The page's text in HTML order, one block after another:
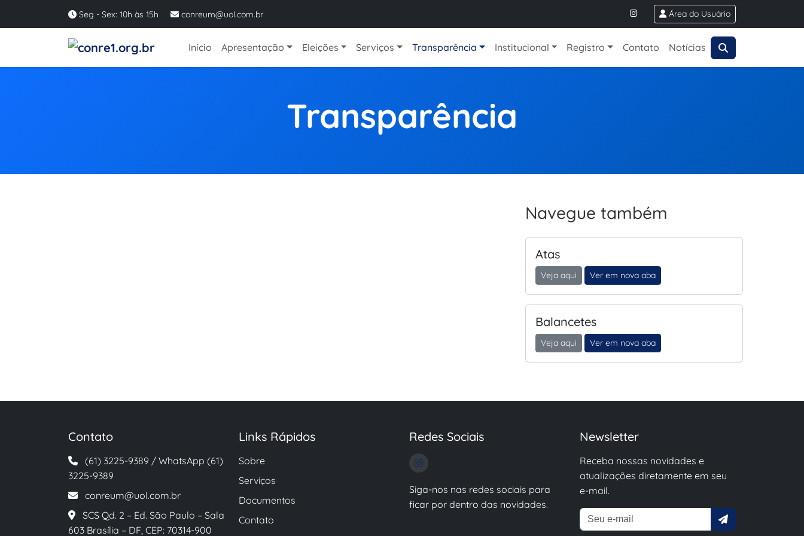
Seg - Sex: 10h às 15h conreum@uol.com.br Área do Usuário
Início Apresentação Eleições Serviços Transparência Institucional Registro Contato Notícias
Transparência
Navegue também
Atas
Veja aqui Ver em nova aba
Balancetes
Veja aqui Ver em nova aba
Contato
(61) 3225-9389 / WhatsApp (61)
3225-9389
conreum@uol.com.br
SCS Qd. 2 – Ed. São Paulo – Sala
603 Brasília – DF, CEP: 70314-900
Links Rápidos
Sobre
Serviços
Documentos
Contato
Redes Sociais
Siga-nos nas redes sociais para
ficar por dentro das novidades.
Newsletter
Receba nossas novidades e
atualizações diretamente em seu
e-mail.